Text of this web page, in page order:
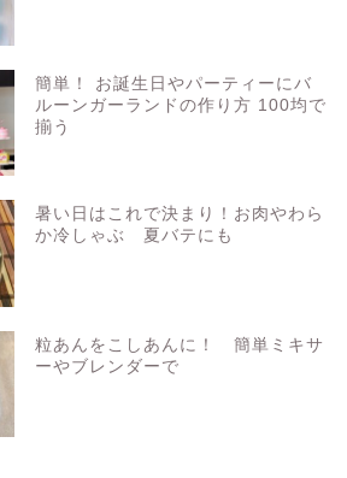
簡単！ お誕生日やパーティーにバ
ルーンガーランドの作り方 100均で
揃う
暑い日はこれで決まり！お肉やわら
か冷しゃぶ 夏バテにも
粒あんをこしあんに！ 簡単ミキサ
ーやブレンダーで